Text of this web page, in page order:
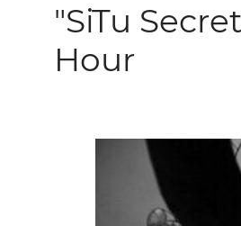
"SiTu
Hour